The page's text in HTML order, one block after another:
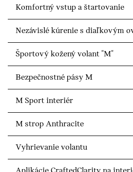
Komfortný vstup a štartovanie
Nezávislé kúrenie s diaľkovým
Športový kožený volant "M"
Bezpečnostné pásy M
M Sport interiér
M strop Anthracite
Vyhrievanie volantu